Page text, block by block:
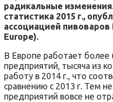
радикальные
статистика 2015 г.,
ассоциацией
Europe).
В Европе работает более
предприятий, тысяча из
работу в 2014 г., что
сравнению с 2013 г. Тем
предприятий вовсе не